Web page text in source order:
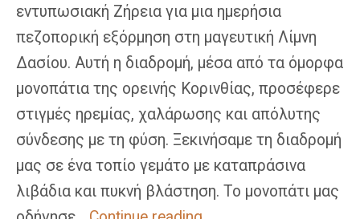
εντυπωσιακή Ζήρεια για μια ημερήσια
πεζοπορική εξόρμηση στη μαγευτική Λίμνη
Δασίου. Αυτή η διαδρομή, μέσα από τα όμορφα
μονοπάτια της ορεινής Κορινθίας, προσέφερε
στιγμές ηρεμίας, χαλάρωσης και απόλυτης
σύνδεσης με τη φύση. Ξεκινήσαμε τη διαδρομή
μας σε ένα τοπίο γεμάτο με καταπράσινα
λιβάδια και πυκνή βλάστηση. Το μονοπάτι μας